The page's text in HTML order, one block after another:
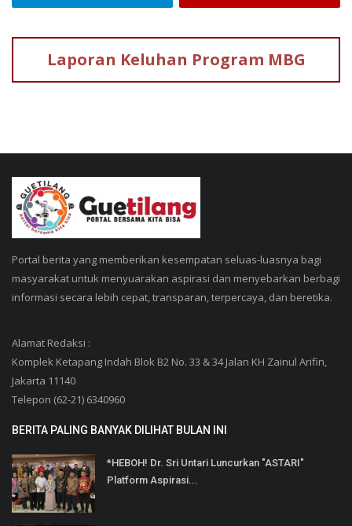
Laporan Keluhan Program MBG
Portal berita yang memberikan kesempatan seluas-luasnya bagi
masyarakat untuk menyuarakan aspirasi dan menyebarkan berbagi
informasi secara lebih cepat, transparan, terpercaya, dan beretika.
Alamat Redaksi :
Komplek Ketapang Indah Blok B2 No. 33 & 34 Jalan KH Zainul Arifin,
Jakarta 11140
Telepon (62-21) 6340960
BERITA PALING BANYAK DILIHAT BULAN INI
*HEBOH! Dr. Sri Untari Luncurkan "ASTARI"
Platform Aspirasi...